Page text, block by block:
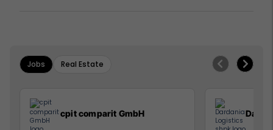
Jobs Real Estate
cpit comparit GmbH